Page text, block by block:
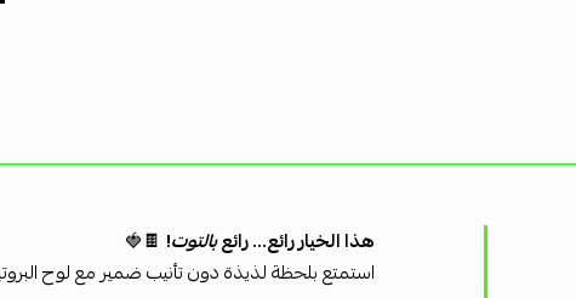
هذا الخيار رائع... رائعبالتوت!
🍫🍓
استمتع بلحظة لذيذة دون تأنيب ضمير مع لوح